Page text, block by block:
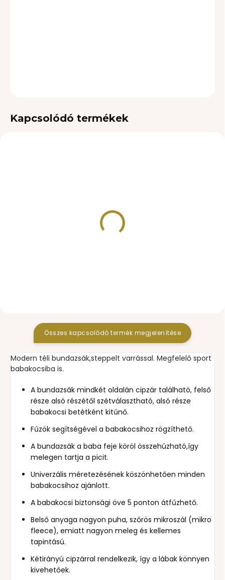
Kapcsolódó termékek
Összes kapcsolódó termék megjelenítése
Modern téli bundazsák,steppelt varrással. Megfelelő sport
babakocsiba is.
A bundazsák mindkét oldalán cipzár található, felső
része alsó részétől szétválasztható, alsó része
babakocsi betétként kitűnő.
Fűzök segítségével a babakocsihoz rögzíthető.
A bundazsák a baba feje köröl összehúzható,így
melegen tartja a picit.
Univerzális méretezésének köszönhetően minden
babakocsihoz ajánlott.
A babakocsi biztonsági öve 5 ponton átfűzhető.
Belső anyaga nagyon puha, szőrös mikroszál (mikro
fleece), emiatt nagyon meleg és kellemes
tapintású.
Kétirányú cipzárral rendelkezik, így a lábak könnyen
kivehetőek.